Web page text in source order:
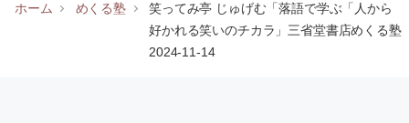
ホーム めくる塾
笑ってみ亭 じゅげむ「落語で学ぶ「人から
好かれる笑いのチカラ」三省堂書店めくる塾
2024-11-14